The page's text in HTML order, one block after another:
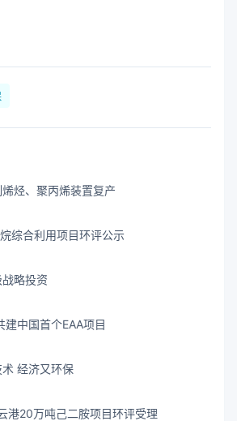
烃、聚丙烯装置复产
综合利用项目环评公示
略投资
建中国首个EAA项目
经济又环保
港20万吨己二胺项目环评受理